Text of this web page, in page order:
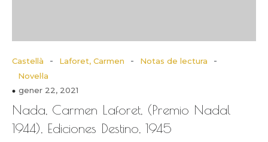
Castellà - Laforet, Carmen - Notas de lectura -
Novel·la
gener 22, 2021
Nada, Carmen Laforet, (Premio Nadal
1944), Ediciones Destino, 1945